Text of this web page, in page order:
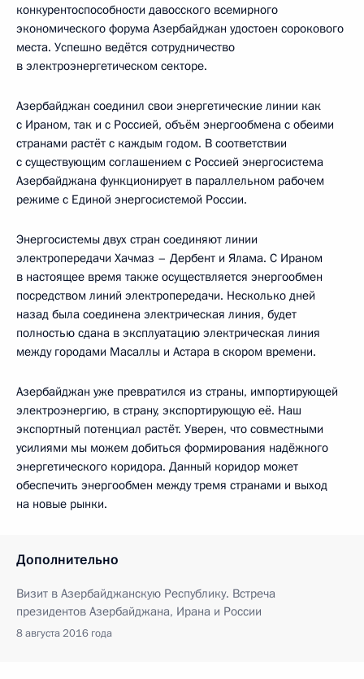
конкурентоспособности давосского всемирного
экономического форума Азербайджан удостоен сорокового
места. Успешно ведётся сотрудничество
в электроэнергетическом секторе.
Азербайджан соединил свои энергетические линии как
с Ираном, так и с Россией, объём энергообмена с обеими
странами растёт с каждым годом. В соответствии
с существующим соглашением с Россией энергосистема
Азербайджана функционирует в параллельном рабочем
режиме с Единой энергосистемой России.
Энергосистемы двух стран соединяют линии
электропередачи Хачмаз – Дербент и Ялама. С Ираном
в настоящее время также осуществляется энергообмен
посредством линий электропередачи. Несколько дней
назад была соединена электрическая линия, будет
полностью сдана в эксплуатацию электрическая линия
между городами Масаллы и Астара в скором времени.
Азербайджан уже превратился из страны, импортирующей
электроэнергию, в страну, экспортирующую её. Наш
экспортный потенциал растёт. Уверен, что совместными
усилиями мы можем добиться формирования надёжного
энергетического коридора. Данный коридор может
обеспечить энергообмен между тремя странами и выход
на новые рынки.
Дополнительно
Визит в Азербайджанскую Республику. Встреча
президентов Азербайджана, Ирана и России
8 августа 2016 года